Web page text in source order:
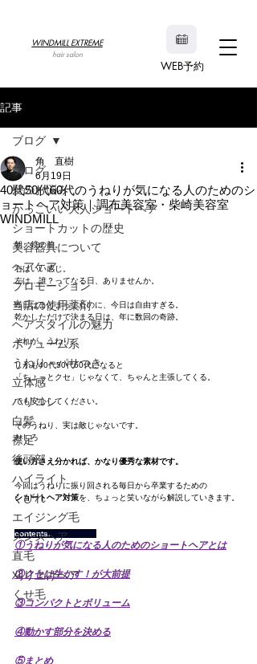
WEB予約
WINDMILL EXTREME
hair salon
記事
ブログ
髪のお悩み
かっこいい大人ショートヘア
ショートカットの歴史
美容器具について
ヘアケア
プロモーション
当店の使用薬剤
ヘアスタイルの魅力
ボリューム系
うねり・パサつき
立体感
ハリコシ
白髪
襟足
後頭部
ハイライト
くびれ
エイジング毛
メンズヘア
直毛
刈り上げヘア
くせ毛
ブログ
40代50代60代のうねりが気になる人のためのシ
ョートヘア対策｜調布美容室・柴崎美容室
WINDMILL
角 直樹
6月19日
朝、鏡の前。
右はいい感じ。
左は…誰？ってなる日、ありませんか。
昨日はまとまってたのに、今日は自由すぎる。
乾かしただけで決まる日は、年に数回の奇跡。
それが、うねり。
しかも40代50代60代になると
「ちょっとクセ」じゃなくて、ちゃんと主張してくる。
でも安心してください。
そのうねり、実は敵じゃないです。
むしろ
使い方さえ分かれば、かなり優秀な素材です。
今回はうねりに振り回される毎日から卒業するための
ショートヘア対策を、ちょっと笑いながら解説していきます。
contents.
①うねりが気になる人のためのショートヘアとは
②クセは生かす！が大前提
③コンパクトとボリューム
④動かす部分を決める
⑤まとめ